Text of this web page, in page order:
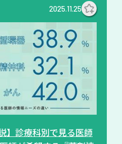
2025.11.25
】診療科別で見る医師